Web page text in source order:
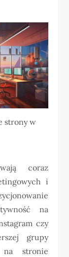
strony w
coraz
i
na
czy
grupy
stronie